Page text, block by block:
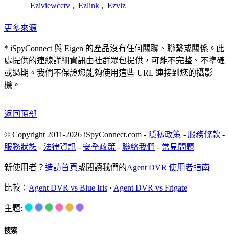
Eziviewcctv , Ezlink , Ezviz
更多來源
* iSpyConnect 與 Eigen 的產品沒有任何關聯、聯繫或關係。此
處提供的連線詳細資訊由社群眾包提供，可能不完整、不準確
或過期。我們不保證您能夠使用這些 URL 連接到您的攝影
機。
返回頂部
© Copyright 2011-2026 iSpyConnect.com - 隱私政策 - 服務條款 -
服務狀態 - 法律資訊 - 安全政策 - 聯絡我們 - 常見問題
新使用者？ 造訪首頁或閱讀我們的Agent DVR 使用者指南
比較： Agent DVR vs Blue Iris · Agent DVR vs Frigate
主題:
搜索